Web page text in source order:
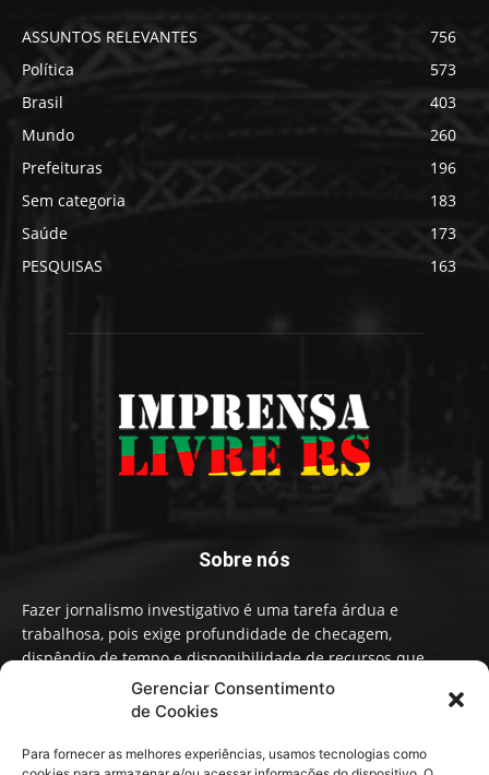
Gerenciar Consentimento
de Cookies
Para fornecer as melhores experiências, usamos tecnologias como
ASSUNTOS RELEVANTES
756
Política
573
Brasil
403
Mundo
260
Prefeituras
196
Sem categoria
183
Saúde
173
PESQUISAS
163
Sobre nós
Fazer jornalismo investigativo é uma tarefa árdua e
trabalhosa, pois exige profundidade de checagem,
dispêndio de tempo e disponibilidade de recursos que
influenciam na qualidade de informação e conteúdo. A
Imprensa Livre RS faz um Jornalismo independente,